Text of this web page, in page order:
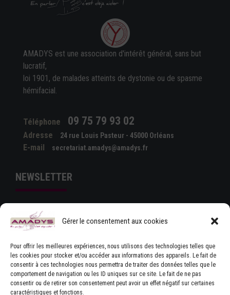
Gérer le consentement aux cookies
Pour offrir les meilleures expériences, nous utilisons des technologies telles que
les cookies pour stocker et/ou accéder aux informations des appareils. Le fait de
consentir à ces technologies nous permettra de traiter des données telles que le
comportement de navigation ou les ID uniques sur ce site. Le fait de ne pas
consentir ou de retirer son consentement peut avoir un effet négatif sur certaines
caractéristiques et fonctions.
AMADYS est une association d'intérêt général, sans but
lucratif,
loi 1901, de malades atteints de dystonie ou de spasme
hémifacial.
Téléphone 09 75 79 93 02
Adresse 24 rue Louis Pasteur - 45000 Orléans
E-mail secretariat.amadys@amadys.fr
NEWSLETTER
J'ACCEPTE LES CONDITIONS GÉNÉRALES
D'UTILISATION